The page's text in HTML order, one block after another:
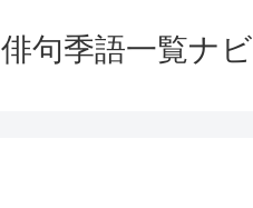
俳句季語一覧ナビ